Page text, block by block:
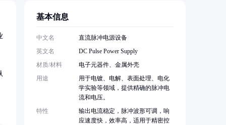
基本信息
中文名
直流脉冲电源设备
英文名
DC Pulse Power Supply
材质/材料
电子元器件、金属外壳
用途
用于电镀、电解、表面处理、电化
学实验等领域，提供精确的脉冲电
流和电压。
特性
输出电流稳定，脉冲波形可调，响
应速度快，效率高，适用于精密控